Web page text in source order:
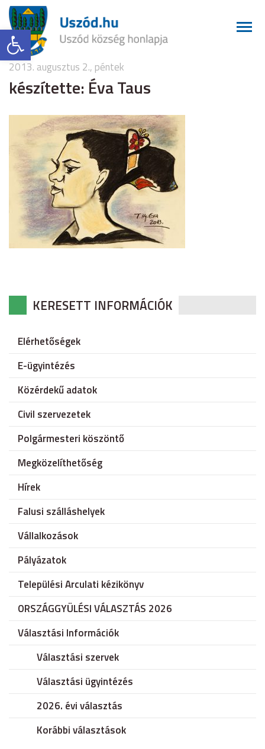
Eszköztár megnyitása
2013. augusztus 2., péntek
készítette: Éva Taus
KERESETT INFORMÁCIÓK
Elérhetőségek
E-ügyintézés
Közérdekű adatok
Civil szervezetek
Polgármesteri köszöntő
Megközelíthetőség
Hírek
Falusi szálláshelyek
Vállalkozások
Pályázatok
Települési Arculati kézikönyv
ORSZÁGGYÜLÉSI VÁLASZTÁS 2026
Választási Információk
Választási szervek
Választási ügyintézés
2026. évi választás
Korábbi választások